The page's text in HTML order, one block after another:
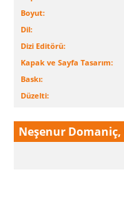
Boyut:
Dil:
Dizi Editörü:
Kapak ve Sayfa Tasarım:
Baskı:
Düzelti:
Neşenur